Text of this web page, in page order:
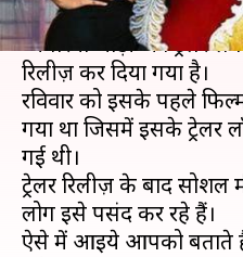
अभिनेत्री परिणीति चोपड़ा और
'जबरिया जोड़ी' का ट्रेलर
रिलीज़ कर दिया गया है।
रविवार को इसके पहले
गया था जिसमें इसके ट्रेलर
गई थी।
ट्रेलर रिलीज़ के बाद सोशल
लोग इसे पसंद कर रहे हैं।
ऐसे में आइये आपको बताते हैं